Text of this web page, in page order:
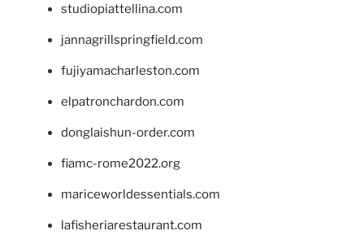
studiopiattellina.com
jannagrillspringfield.com
fujiyamacharleston.com
elpatronchardon.com
donglaishun-order.com
fiamc-rome2022.org
mariceworldessentials.com
lafisheriarestaurant.com